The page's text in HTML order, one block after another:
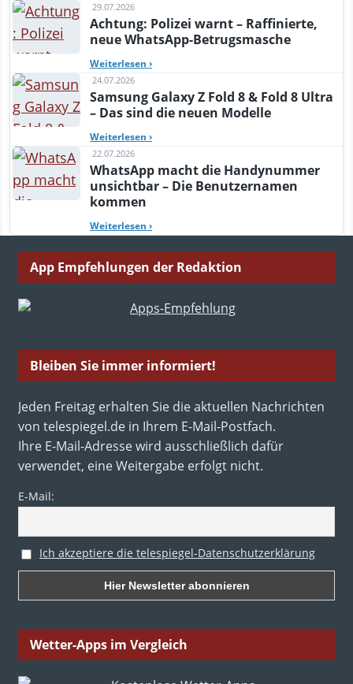
29.07.2026
Achtung: Polizei warnt – Raffinierte,
neue WhatsApp-Betrugsmasche
Weiterlesen ›
24.07.2026
Samsung Galaxy Z Fold 8 & Fold 8 Ultra
– Das sind die neuen Modelle
Weiterlesen ›
22.07.2026
WhatsApp macht die Handynummer
unsichtbar – Die Benutzernamen
kommen
Weiterlesen ›
App Empfehlungen der Redaktion
Bleiben Sie immer informiert!
Jeden Freitag erhalten Sie die aktuellen Nachrichten
von telespiegel.de in Ihrem E-Mail-Postfach.
Ihre E-Mail-Adresse wird ausschließlich dafür
verwendet, eine Weitergabe erfolgt nicht.
E-Mail:
Ich akzeptiere die telespiegel-Datenschutzerklärung
Wetter-Apps im Vergleich